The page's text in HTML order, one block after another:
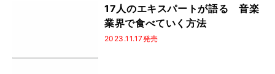
17人のエキスパートが語る 音楽
業界で食べていく方法
2023.11.17発売